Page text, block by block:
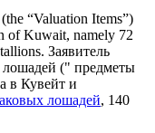
“Valuation Items”)
of Kuwait, namely 72
Заявитель
(" предметы
в Кувейт и
лошадей, 140